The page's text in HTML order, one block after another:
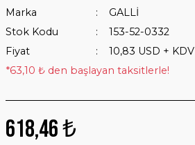
Marka
GALLİ
Stok Kodu
153-52-0332
Fiyat
10,83 USD + KDV
*63,10 ₺ den başlayan taksitlerle!
618,46 ₺